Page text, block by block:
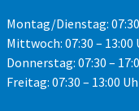
Montag/Dienstag:
Mittwoch: 07:30 –
Donnerstag: 07:30 –
Freitag: 07:30 – 13:00